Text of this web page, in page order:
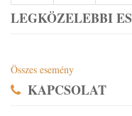
LEGKÖZELEBBI
Összes esemény
KAPCSOLAT